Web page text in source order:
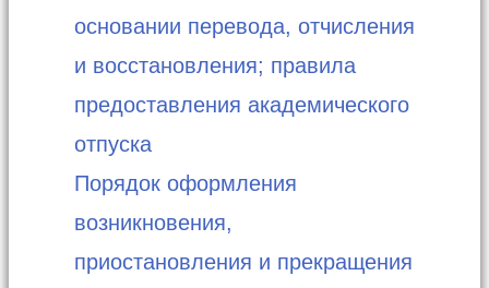
основании перевода, отчисления
и восстановления; правила
предоставления академического
отпуска
Порядок оформления
возникновения,
приостановления и прекращения